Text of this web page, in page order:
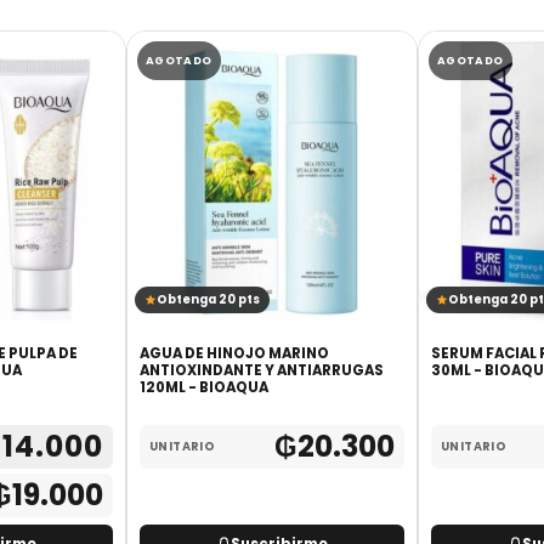
PULPA DE
14.000
19.000
AGOTADO
Obtenga 20 pts
AGUA DE HINOJO MARINO
ANTIOXINDANTE Y ANTIARRUGAS
120ML - BIOAQUA
UNITARIO ₲20.300
AGOTADO
Obtenga 20
SERUM FACIAL
30ML -
UNITARIO